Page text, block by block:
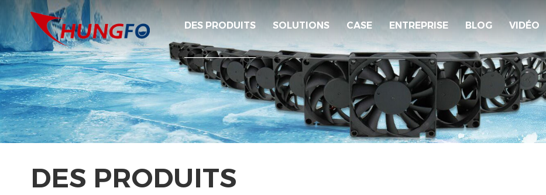
DES PRODUITS SOLUTIONS CASE ENTREPRISE BLOG VIDÉO
DES PRODUITS